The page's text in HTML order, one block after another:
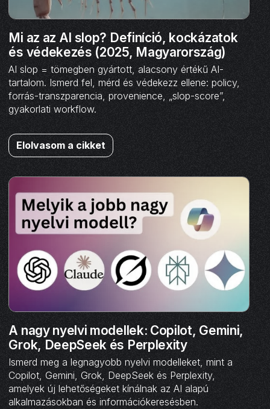
Mi az az AI slop? Definíció, kockázatok
és védekezés (2025, Magyarország)
AI slop = tömegben gyártott, alacsony értékű AI-
tartalom. Ismerd fel, mérd és védekezz ellene: policy,
forrás-transzparencia, provenience, „slop-score”,
gyakorlati workflow.
Elolvasom a cikket
A nagy nyelvi modellek: Copilot, Gemini,
Grok, DeepSeek és Perplexity
Ismerd meg a legnagyobb nyelvi modelleket, mint a
Copilot, Gemini, Grok, DeepSeek és Perplexity,
amelyek új lehetőségeket kínálnak az AI alapú
alkalmazásokban és információkeresésben.